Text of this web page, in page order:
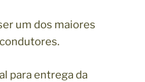
um dos maiores
para entrega da